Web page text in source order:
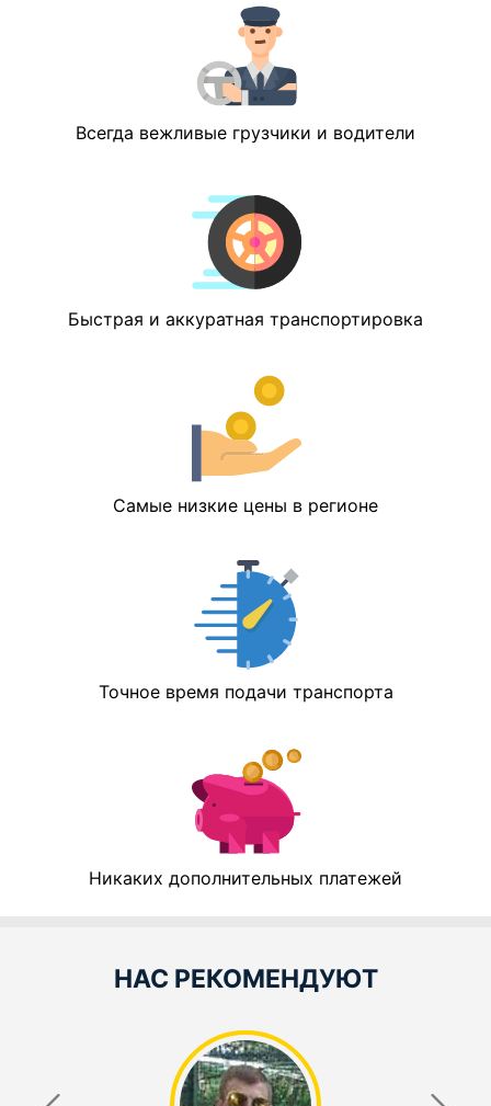
Всегда вежливые грузчики и водители
Быстрая и аккуратная транспортировка
Самые низкие цены в регионе
Точное время подачи транспорта
Никаких дополнительных платежей
НАС РЕКОМЕНДУЮТ